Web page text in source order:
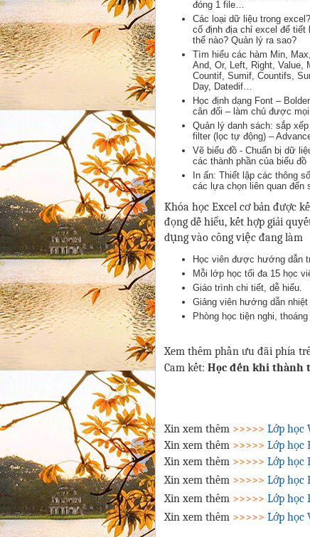
đóng 1 file…
Các loại dữ liệu trong
cố định địa chỉ excel để
thế nào? Quản lý ra sao?
Tìm hiểu các hàm Min,
And, Or, Left, Right, Value,
Countif, Sumif, Countifs,
Day, Datedif…
Học định dạng Font –
cân đối – làm chủ được
Quản lý danh sách: sắp
filter (lọc tự động) –
Vẽ biểu đồ - Chuẩn bị dữ
các thành phần của biểu đồ
In ấn: Thiết lập các thông
các lựa chọn liên quan đến
Khóa học Excel cơ bản được
đọng dễ hiểu, kết hợp giải
dụng vào công việc đang làm
Học viên được hướng dẫn
Mỗi lớp học tối đa 15 học
Giáo trình chi tiết, dễ hiểu.
Giảng viên hướng dẫn
Phòng học tiện nghi,
Xem thêm phần ưu đãi phía
Cam kết: Học đến khi thành
Xin xem thêm >>>>> Lớp học
Xin xem thêm >>>>> Lớp học
Xin xem thêm >>>>> Lớp học
Xin xem thêm >>>>> Lớp học
Xin xem thêm >>>>> Lớp học
Xin xem thêm >>>>> Lớp học